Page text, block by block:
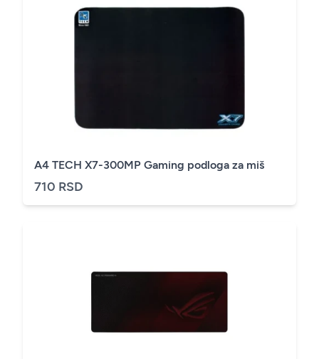
A4 TECH X7-300MP Gaming podloga za miš
710 RSD